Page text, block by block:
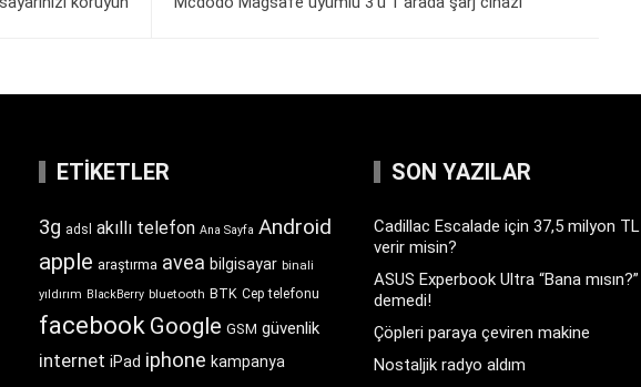
ETIKETLER
3g adsl akıllı telefon Ana Sayfa Android
apple araştırma avea bilgisayar binali
yıldırım BlackBerry bluetooth BTK Cep telefonu
facebook Google GSM güvenlik
internet iPad iphone kampanya
SON YAZILAR
Cadillac Escalade için 37,5 milyon TL
verir misin?
ASUS Experbook Ultra “Bana mısın?”
demedi!
Çöpleri paraya çeviren makine
Nostaljik radyo aldım